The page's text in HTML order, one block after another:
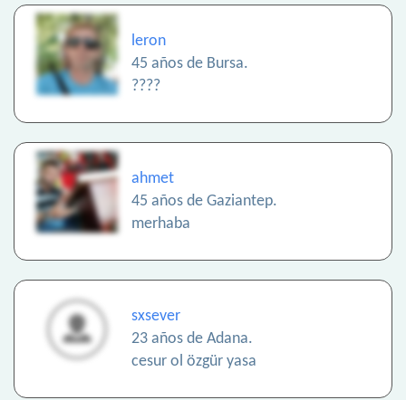
leron
45 años de Bursa.
????
ahmet
45 años de Gaziantep.
merhaba
sxsever
23 años de Adana.
cesur ol özgür yasa